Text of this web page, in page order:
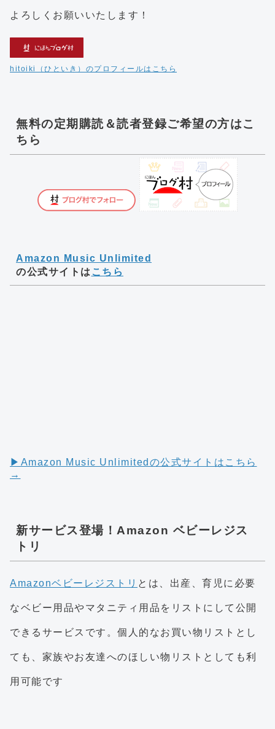
よろしくお願いいたします！
hitoiki（ひといき）のプロフィールはこちら
無料の定期購読＆読者登録ご希望の方はこ
ちら
Amazon Music Unlimited
の公式サイトは こちら
▶︎Amazon Music Unlimitedの公式サイトはこちら
→
新サービス登場！Amazon ベビーレジス
トリ
Amazonベビーレジストリ とは、出産、育児に必要
なベビー用品やマタニティ用品をリストにして公開
できるサービスです。個人的なお買い物リストとし
ても、家族やお友達へのほしい物リストとしても利
用可能です